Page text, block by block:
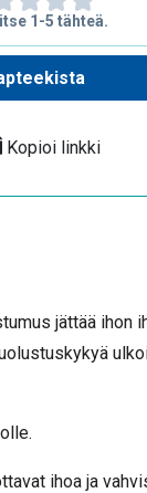
1-5 tähteä.
Kopioi linkki
jättää ihon
ihoa ja